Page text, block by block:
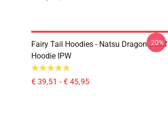
Fairy Tail Hoodies - Natsu Dragon Scarf
Hoodie IPW
€ 39,51 - € 45,95
-20%